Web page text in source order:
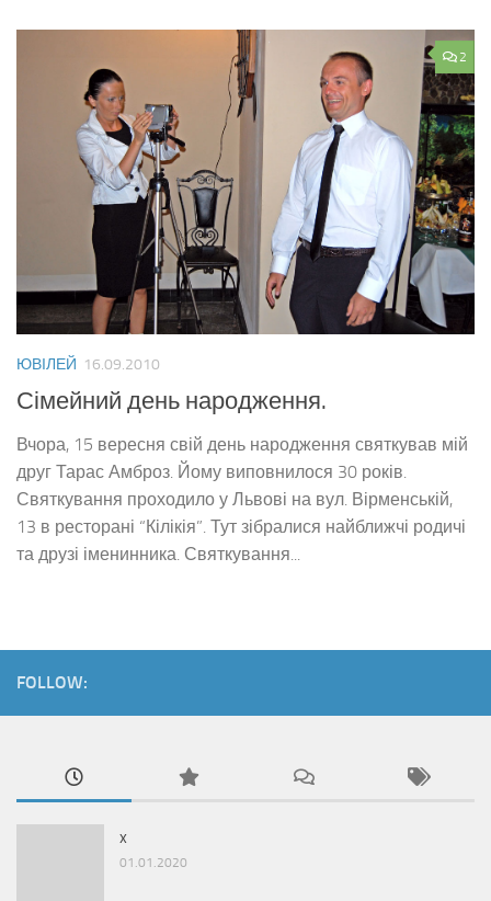
2
ЮВІЛЕЙ 16.09.2010
Сімейний день народження.
Вчора, 15 вересня свій день народження святкував мій
друг Тарас Амброз. Йому виповнилося 30 років.
Святкування проходило у Львові на вул. Вірменській,
13 в ресторані “Кілікія”. Тут зібралися найближчі родичі
та друзі іменинника. Святкування...
FOLLOW:
x
01.01.2020